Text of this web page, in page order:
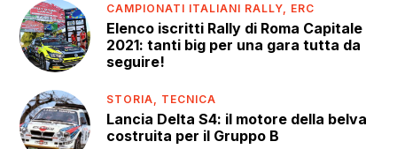
CAMPIONATI ITALIANI RALLY, ERC
Elenco iscritti Rally di Roma Capitale
2021: tanti big per una gara tutta da
seguire!
STORIA, TECNICA
Lancia Delta S4: il motore della belva
costruita per il Gruppo B